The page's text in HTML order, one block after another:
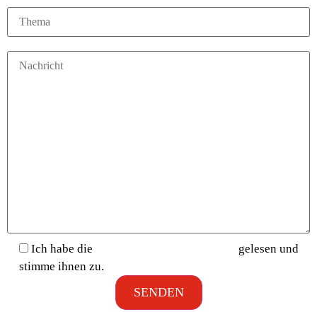
Ich habe die
gelesen und
stimme ihnen zu.